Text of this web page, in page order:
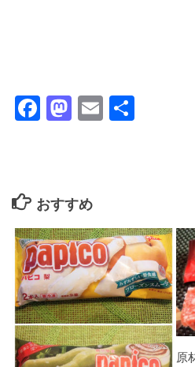
Facebook
Mastodon
Email
おすすめ
原